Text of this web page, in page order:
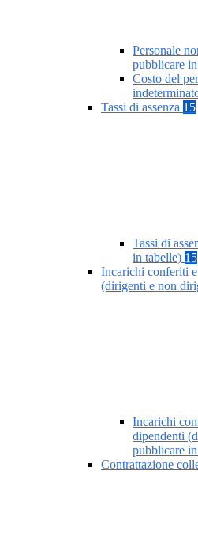
Personale
pubblicare
Costo del
Tassi di assenza 15
Tassi di
in tabelle) 15
Incarichi conferiti
(dirigenti e non
Incarichi
dipendenti
pubblicare
Contrattazione